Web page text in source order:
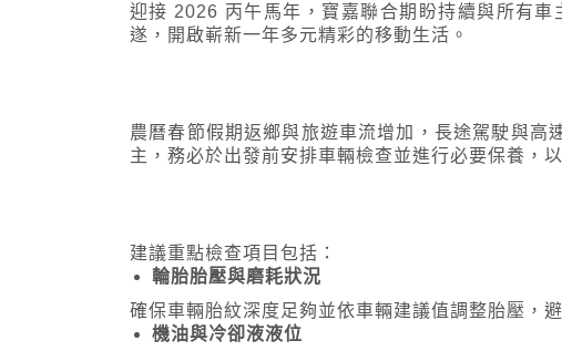
迎接 2026 丙午馬年，寶嘉聯合期盼持續與所有
遂，開啟嶄新一年多元精彩的移動生活。
農曆春節假期返鄉與旅遊車流增加，長途駕駛與
主，務必於出發前安排車輛檢查並進行必要保養，
建議重點檢查項目包括：
輪胎胎壓與磨耗狀況
確保車輛胎紋深度足夠並依車輛建議值調整胎壓，
機油與冷卻液液位